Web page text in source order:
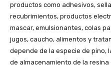
productos como adhesivos,
recubrimientos, productos
mascar, emulsionantes, colas
jugos, caucho, alimentos y
depende de la especie de pino,
de almacenamiento de la resina